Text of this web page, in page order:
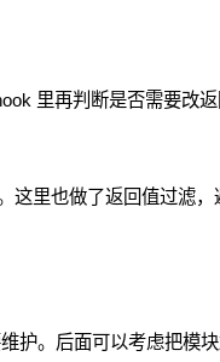
里再判断是否需要改返
里也做了返回值过滤，
护。后面可以考虑把模